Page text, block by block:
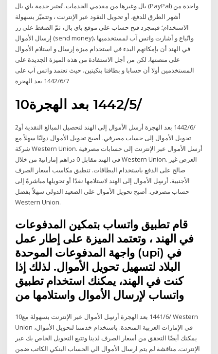
بال وغيرها من مقدمي الخدمات. تُعتبر خدمة باي بال (PayPal) واحدة من
أشهر الطرق للدفع، أو تحويل النقود عبر الإنترنت ، وتتميّز بسهولة
الاستخدام؛ فبمجرد فتح حساب على موقع باي بال، ثمّ الضغط على زر
إرسال الأموال (send money)، واتّباع و أشارت واتس آب لمستخدميها
في الهند أن بإمكانهم البدء في استخدام ميزة إرسال و استلام الأموال
على منصتها، لكن من أجل الاستفادة من هذه الميزة الجديدة على
المستخدمين أولا أن حسابا و بطاقتا بنكيتين، حيث تعتمد واتس آب على
7‏‏/6‏‏/1442 بعد الهجرة
10‏‏/5‏‏/1442 بعد الهجرة
2‏‏/6‏‏/1442 بعد الهجرة أرسل الأموال إلى الهند لتحصيل المبالغ النقدية أو
تحويل الأموال إلى حساب مصرفي. أصبح تحويل الأموال دوليًا سهلاً مع
شركة Western Union. أرسل الأموال عبر الإنترنت إلى حسابات مصرفية
في الهند مقابل 0 دراهم إماراتية من خلال Western Union. العرض غير
صالح على الدفع باستخدام البطاقات. تنطبق مكاسب أسعار الصرف
الأجنبية. أرسِل الأموال إلى الهند لاستلامها نقدًا أو تحويلها مباشرةً إلى
حساب مصرفي. أصبح تحويل الأموال على الصعيد الدولي سهلاً بفضل
Western Union.
قام تطبيق واتساب بتمكين المدفوعات
في الهند ، وتعتمد الميزة على إطار عمل
واجهة المدفوعات الموحدة (upi) في
البلاد لتسهيل تحويل الأموال. لذلك إذا
كنت في الهند، يمكنك استخدام تطبيق
واتساب لإرسال الأموال واستلامها من
10‏‏/6‏‏/1441 بعد الهجرة أرسِل الأموال عبر الإنترنت بسهولة مع Western
Union في الإمارات العربية المتحدة. باستخدام خدمتنا لتحويل الأموال،
يمكنك أيضًا التحقق من أسعار الصرف لدينا وتتبع التحويل الخاص بك عبر
الإنترنت. مناقشة لم يتم ارسال الأموال الي الحساب البنكي الكاتب ضمن